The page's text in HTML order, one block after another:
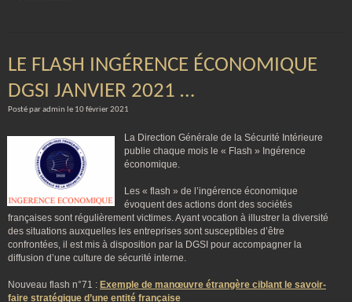
LE FLASH INGÉRENCE ÉCONOMIQUE
DGSI JANVIER 2021 …
Posté par admin le 10 février 2021
La Direction Générale de la Sécurité Intérieure
publie chaque mois le « Flash » Ingérence
économique.
Les « flash » de l’ingérence économique
évoquent des actions dont des sociétés
françaises sont régulièrement victimes. Ayant vocation à illustrer la diversité
des situations auxquelles les entreprises sont susceptibles d’être
confrontées, il est mis à disposition par la DGSI pour accompagner la
diffusion d’une culture de sécurité interne.
Nouveau flash n°71 : Exemple de manœuvre étrangère ciblant le savoir-
faire stratégique d’une entité française